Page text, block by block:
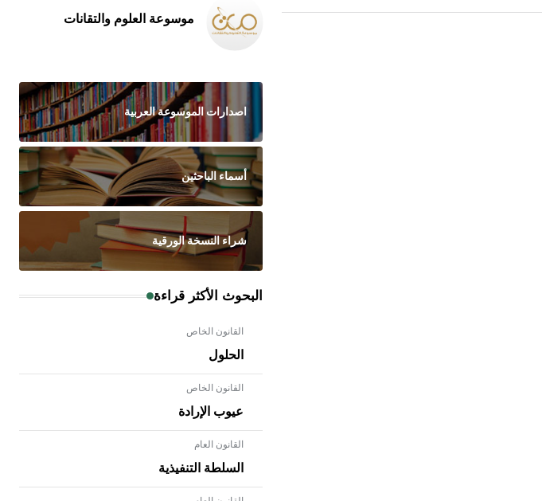
موسوعة العلوم والتقانات
اصدارات الموسوعة العربية
أسماء الباحثين
شراء النسخة الورقية
البحوث الأكثر قراءة
القانون الخاص
الحلول
القانون الخاص
عيوب الإرادة
القانون العام
السلطة التنفيذية